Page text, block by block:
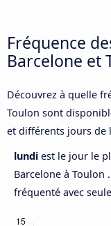
Fréquence
Barcelone et
Découvrez à quelle
Toulon sont
et différents jours de
lundi est le jour le
Barcelone à Toulon
fréquenté avec